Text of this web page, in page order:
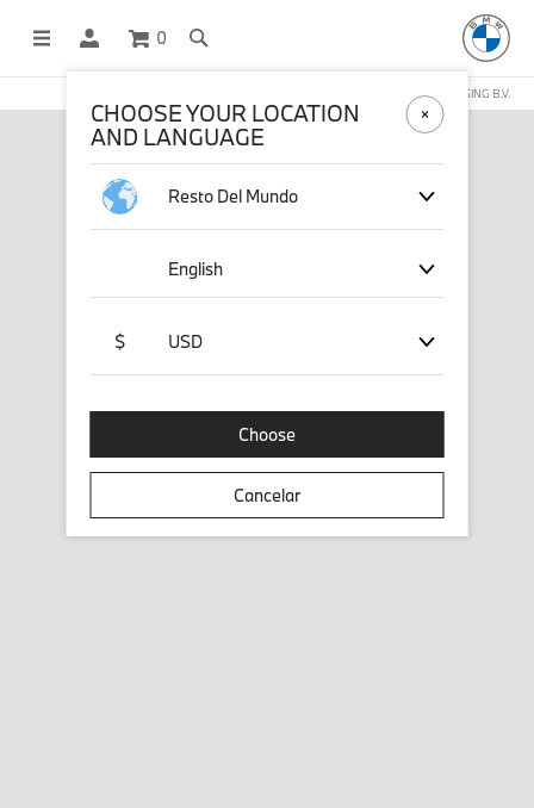
0
COMPRAS EN LÍNEA OPERADAS POR STICHD SPORTSMERCHANDISING B.V.
CHOOSE YOUR LOCATION
AND LANGUAGE
Resto Del Mundo
English
$ USD
Choose
Cancelar